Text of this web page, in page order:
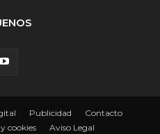
Publicidad
Contacto
cookies
Aviso Legal